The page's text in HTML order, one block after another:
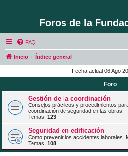
Foros de la
FAQ
Inicio Índice general
Fecha actual 06 Ago
Foro
Gestión de la coordinación
Consejos prácticos y procedimientos
coordinación de seguridad en las obras.
Temas: 123
Seguridad en edificación
Como prevenir los accidentes laborales.
Temas: 108